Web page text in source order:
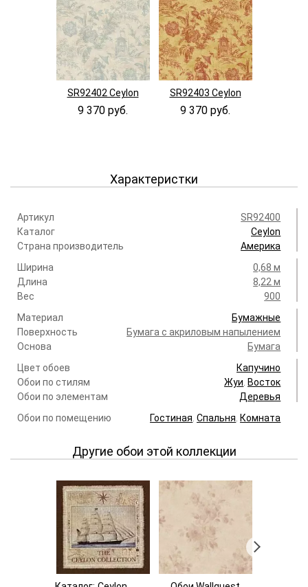
SR92402 Ceylon
9 370 руб.
SR92403 Ceylon
9 370 руб.
Характеристки
Артикул
SR92400
Каталог
Ceylon
Страна производитель
Америка
Ширина
0,68 м
Длина
8,22 м
Вес
900
Материал
Бумажные
Поверхность
Бумага с акриловым напылением
Основа
Бумага
Цвет обоев
Капучино
Обои по стилям
Жуи Восток
Обои по элементам
Деревья
Обои по помещению
Гостиная .Спальня Комната
Другие обои этой коллекции